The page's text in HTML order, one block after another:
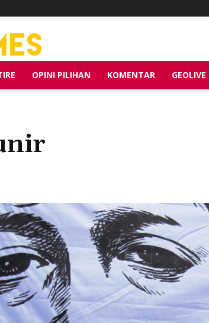
OPINI PILIHAN KOMENTAR GEOLIVE